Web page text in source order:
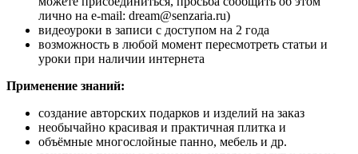
лично на e-mail: dream@senzaria.ru)
видеоуроки в записи с доступом на 2 года
возможность в любой момент пересмотреть статьи и
уроки при наличии интернета
Применение знаний:
создание авторских подарков и изделий на заказ
необычайно красивая и практичная плитка и
объёмные многослойные панно, мебель и др.